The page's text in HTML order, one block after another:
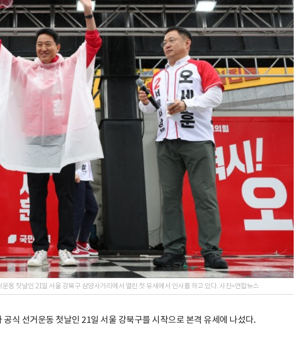
동 첫날인 21일 서울 강북구 삼양사거리에서 열린 첫 유세에서 인사를 하고 있다. 사진=연합뉴스
식 선거운동 첫날인 21일 서울 강북구를 시작으로 본격 유세에 나섰다.